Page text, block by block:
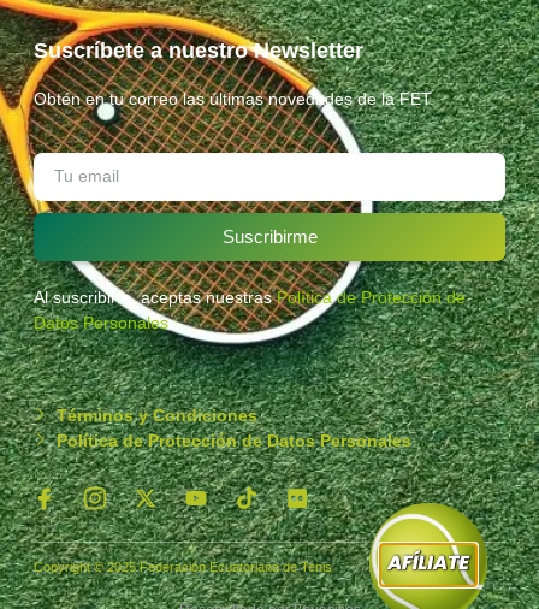
Suscríbete a nuestro Newsletter
Obtén en tu correo las últimas novedades de la FET.
Suscribirme
Al suscribirte, aceptas nuestrasPolítica de Protección de
Datos Personales.
Términos y Condiciones
Política de Protección de Datos Personales
Copyright © 2025 Federación Ecuatoriana de Tenis